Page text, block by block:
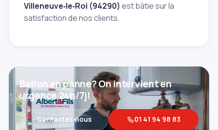
Villeneuve‑le‑Roi (94290) est bâtie sur la
satisfaction de nos clients.
Ballon en panne? On intervient en
urgence 24h/7j!
Contactez‑nous 01 41 94 98 83